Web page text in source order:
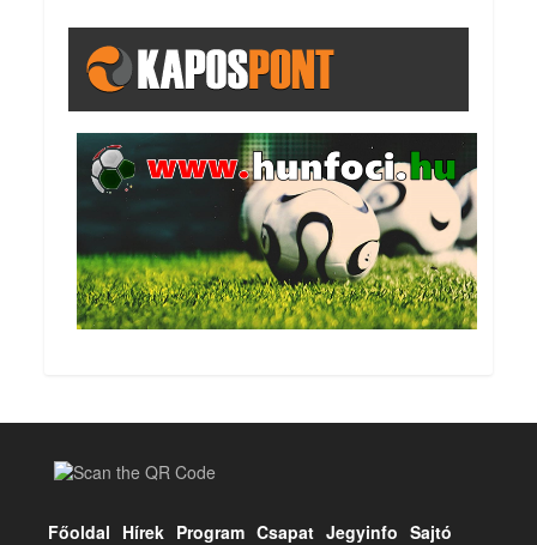
Főoldal Hírek Program Csapat Jegyinfo Sajtó